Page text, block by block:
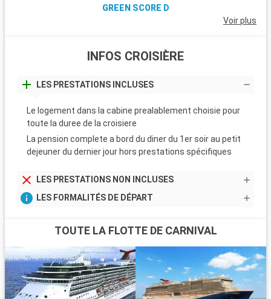
GREEN SCORE D
Voir plus
INFOS CROISIÈRE
LES PRESTATIONS INCLUSES
Le logement dans la cabine prealablement choisie pour
toute la duree de la croisiere
La pension complete a bord du diner du 1er soir au petit
dejeuner du dernier jour hors prestations spécifiques
LES PRESTATIONS NON INCLUSES
LES FORMALITÉS DE DÉPART
TOUTE LA FLOTTE DE CARNIVAL